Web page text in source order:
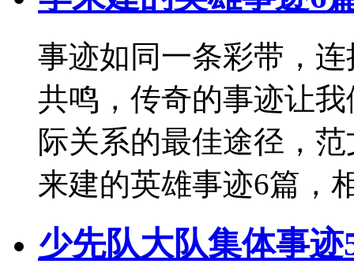
事迹如同一条彩带，
共鸣，传奇的事迹让
际关系的最佳途径，
来建的英雄事迹6篇，
少先队大队集体事迹